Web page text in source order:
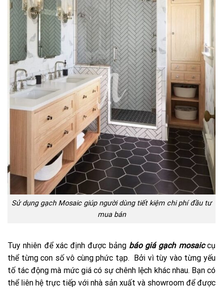
Sử dụng gạch Mosaic giúp người dùng tiết kiệm chi phí đầu tư
mua bán
Tuy nhiên để xác định được bảng báo giá gạch mosaiccụ
thể từng con số vô cùng phức tạp. Bởi vì tùy vào từng yếu
tố tác động mà mức giá có sự chênh lệch khác nhau. Bạn có
thể liên hệ trực tiếp với nhà sản xuất và showroom để được